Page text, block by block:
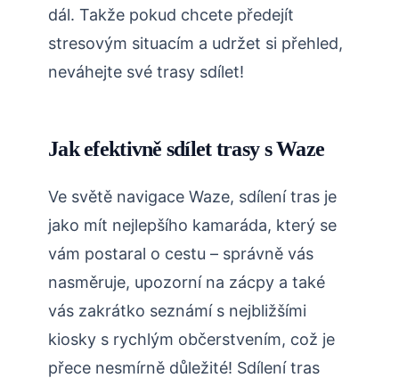
dál. Takže pokud chcete předejít
stresovým situacím a udržet si přehled,
neváhejte své trasy sdílet!
Jak efektivně sdílet trasy s Waze
Ve světě navigace Waze, sdílení tras je
jako mít nejlepšího kamaráda, který se
vám postaral o cestu – správně vás
nasměruje, upozorní na zácpy a také
vás zakrátko seznámí s nejbližšími
kiosky s rychlým občerstvením, což je
přece nesmírně důležité! Sdílení tras